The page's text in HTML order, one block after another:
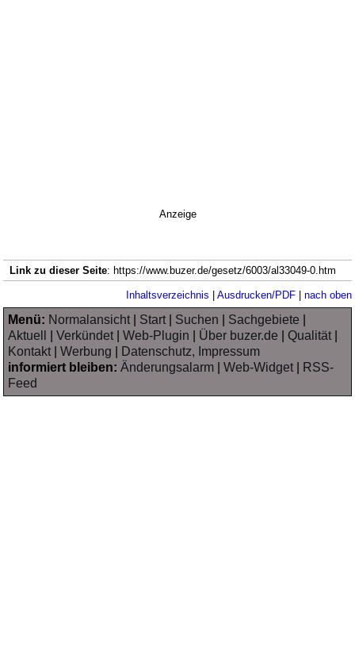
Anzeige
Link zu dieser Seite: https://www.buzer.de/gesetz/6003/al33049-0.htm
Inhaltsverzeichnis | Ausdrucken/PDF| nach oben
Menü: Normalansicht| Start| Suchen Sachgebiete
Aktuell
|Verkündet|Web-Plugin Über buzer.de |Qualität|
Kontakt|Werbung
Datenschutz, Impressum
informiert bleiben: Änderungsalarm |Web-Widget|
RSS-
Feed